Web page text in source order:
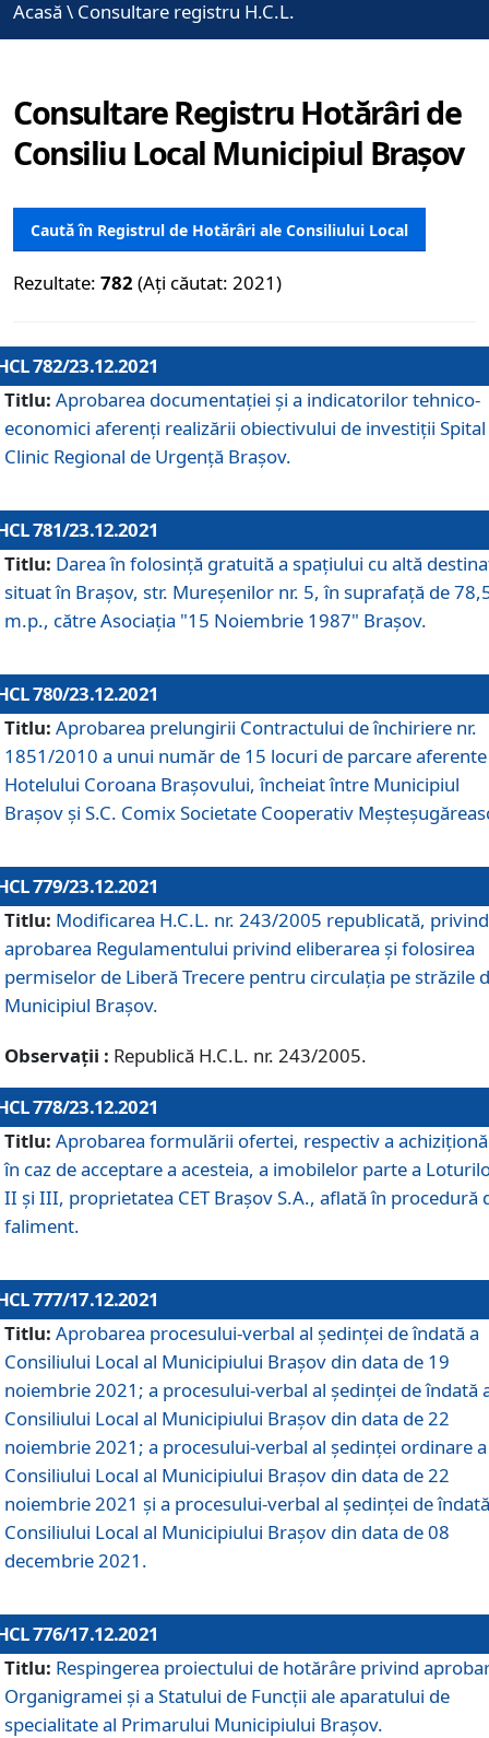
Acasă \ Consultare registru H.C.L.
Consultare Registru Hotărâri de
Consiliu Local Municipiul Brașov
Caută în Registrul de Hotărâri ale Consiliului Local
Rezultate: 782 (Ați căutat: 2021)
782/23.12.2021
Titlu: Aprobarea documentației și a indicatorilor tehnico-
economici aferenți realizării obiectivului de investiții Spital
Clinic Regional de Urgență Brașov.
781/23.12.2021
Titlu: Darea în folosinţă gratuită a spaţiului cu altă
situat în Braşov, str. Mureşenilor nr. 5, în suprafaţă de
m.p., către Asociaţia "15 Noiembrie 1987" Braşov.
780/23.12.2021
Titlu: Aprobarea prelungirii Contractului de închiriere nr.
1851/2010 a unui număr de 15 locuri de parcare aferente
Hotelului Coroana Brașovului, încheiat între Municipiul
Braşov şi S.C. Comix Societate Cooperativ
779/23.12.2021
Titlu: Modificarea H.C.L. nr. 243/2005 republicată, privind
aprobarea Regulamentului privind eliberarea şi folosirea
permiselor de Liberă Trecere pentru circulația pe străzile
Municipiul Braşov.
Observații : Republică H.C.L. nr. 243/2005.
778/23.12.2021
Titlu: Aprobarea formulării ofertei, respectiv a
în caz de acceptare a acesteia, a imobilelor parte a
II și III, proprietatea CET Brașov S.A., aflată în procedură
faliment.
777/17.12.2021
Titlu: Aprobarea procesului-verbal al şedinţei de îndată a
Consiliului Local al Municipiului Braşov din data de 19
noiembrie 2021; a procesului-verbal al şedinţei de îndată
Consiliului Local al Municipiului Braşov din data de 22
noiembrie 2021; a procesului-verbal al şedinţei ordinare a
Consiliului Local al Municipiului Braşov din data de 22
noiembrie 2021 și a procesului-verbal al şedinţei de
Consiliului Local al Municipiului Braşov din data de 08
decembrie 2021.
776/17.12.2021
Titlu: Respingerea proiectului de hotărâre privind
Organigramei şi a Statului de Funcţii ale aparatului de
specialitate al Primarului Municipiului Braşov.